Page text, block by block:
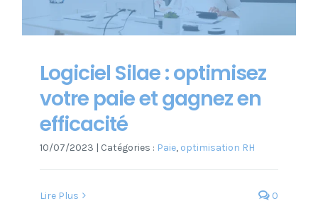
Logiciel Silae : optimisez
votre paie et gagnez en
efficacité
10/07/2023 | Catégories : Paie, optimisation RH
Lire Plus 0